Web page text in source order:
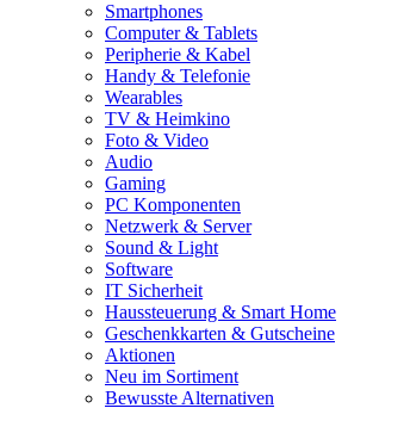
Smartphones
Computer & Tablets
Peripherie & Kabel
Handy & Telefonie
Wearables
TV & Heimkino
Foto & Video
Audio
Gaming
PC Komponenten
Netzwerk & Server
Sound & Light
Software
IT Sicherheit
Haussteuerung & Smart Home
Geschenkkarten & Gutscheine
Aktionen
Neu im Sortiment
Bewusste Alternativen